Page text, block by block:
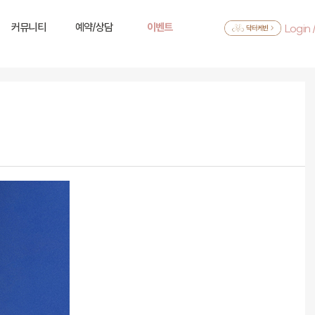
커뮤니티 예약/상담 이벤트 Login